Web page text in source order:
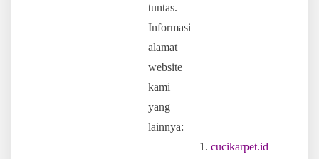
tuntas.
Informasi
alamat
website
kami
yang
lainnya:
cucikarpet.id